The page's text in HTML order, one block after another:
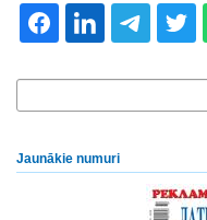
Jaunākie numuri